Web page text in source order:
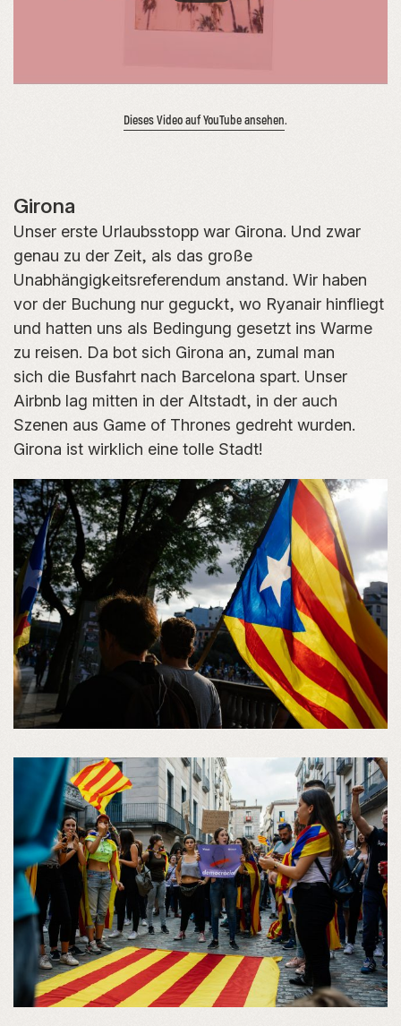
Dieses Video auf YouTube ansehen.
Girona
Unser erste Urlaubsstopp war Girona. Und zwar
genau zu der Zeit, als das große
Unabhängigkeitsreferendum anstand. Wir haben
vor der Buchung nur geguckt, wo Ryanair hinfliegt
und hatten uns als Bedingung gesetzt ins Warme
zu reisen. Da bot sich Girona an, zumal man
sich die Busfahrt nach Barcelona spart. Unser
Airbnb lag mitten in der Altstadt, in der auch
Szenen aus Game of Thrones gedreht wurden.
Girona ist wirklich eine tolle Stadt!